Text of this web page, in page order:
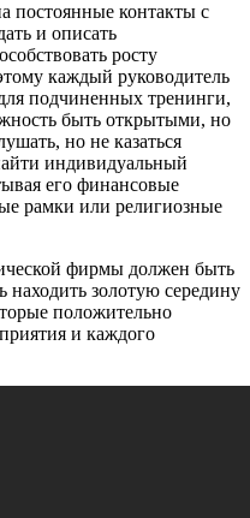
постоянные контакты с
и описать
росту
каждый руководитель
подчиненных тренинги,
быть открытыми, но
но не казаться
индивидуальный
его финансовые
рамки или религиозные
фирмы должен быть
находить золотую середину
положительно
и каждого